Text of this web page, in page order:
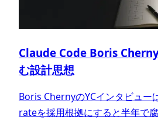
Claude Code Boris
む設計思想
Boris ChernyのYCインタビュー
rateを採用根拠にすると半年で